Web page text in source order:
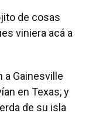
de cosas
viniera acá a
a Gainesville
en Texas, y
de su isla